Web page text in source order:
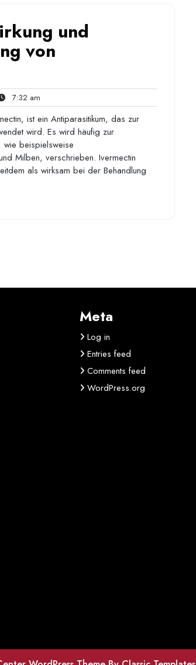
und
von
7:32 am
am
ist ein Antiparasitikum, das zur
wird. Es wird häufig zur
wie beispielsweise
Milben, verschrieben. Ivermectin
als wirksam bei der Behandlung
Meta
Log in
Entries feed
Comments feed
WordPress.org